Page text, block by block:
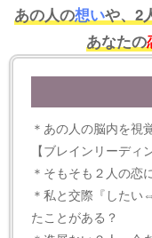
あの人の想いや、2
あなたの
＊あの人の脳内を視
【ブレインリーディ
＊そもそも２人の恋
＊私と交際『した
たことがある？